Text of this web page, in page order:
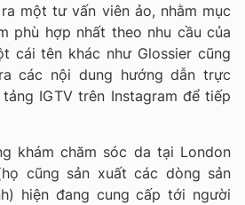
một tư vấn viên ảo, nhằm mục
phù hợp nhất theo nhu cầu của
cái tên khác như Glossier cũng
các nội dung hướng dẫn trực
IGTV trên Instagram để tiếp
khám chăm sóc da tại London
cũng sản xuất các dòng sản
hiện đang cung cấp tới người